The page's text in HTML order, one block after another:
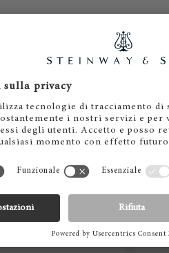
e tutti i posti sono esauriti.
prenotazioni.
* Campi